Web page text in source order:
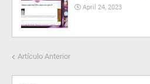
April 24, 2023
Artículo Anterior